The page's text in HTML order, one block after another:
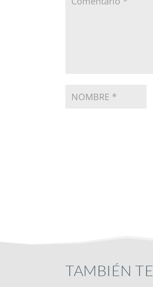
TAMBIÉN